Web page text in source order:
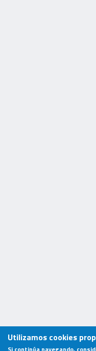
Utilizamos cookies